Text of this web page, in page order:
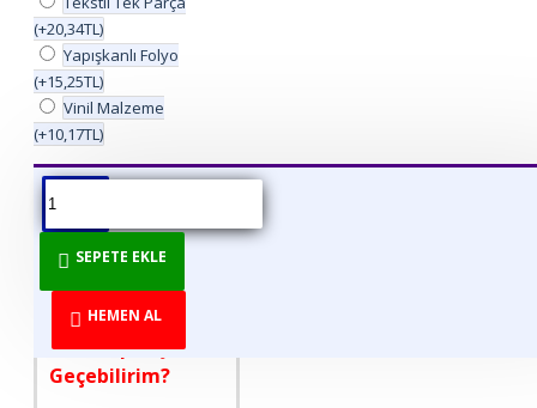
(+20,34TL)
Yapışkanlı Folyo
(+15,25TL)
Vinil Malzeme
(+10,17TL)
SEPETE EKLE
HEMEN AL
ÜRÜN BILGISI ÜRÜN YORUMLARI
DİREKT ÜRETİCİDEN
TÜKETİCİYE!
Nasıl Sipariş
Geçebilirim?